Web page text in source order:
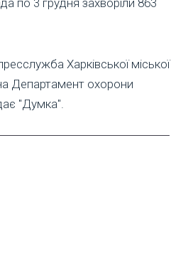
по 3 грудня захворіли 863
Харківської міської
Департамент охорони
"Думка".